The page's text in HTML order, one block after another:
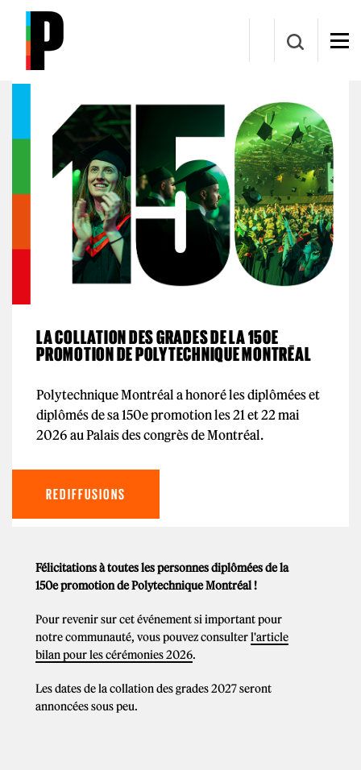
Aller au contenu principal
Collation des grades
LA COLLATION DES GRADES DE LA 150E
PROMOTION DE POLYTECHNIQUE MONTRÉAL
Polytechnique Montréal a honoré les diplômées et
diplômés de sa 150e promotion les 21 et 22 mai
2026 au Palais des congrès de Montréal.
REDIFFUSIONS
Félicitations à toutes les personnes diplômées de la
150e promotion de Polytechnique Montréal !
Pour revenir sur cet événement si important pour
notre communauté, vous pouvez consulterl'article
bilan pour les cérémonies 2026.
Les dates de la collation des grades 2027 seront
annoncées sous peu.